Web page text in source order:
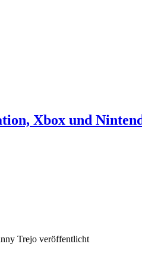
Xbox und
Trejo veröffentlicht